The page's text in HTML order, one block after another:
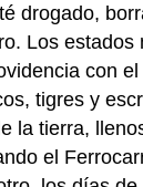
drogado,
Los estados
con
tigres y
la tierra,
el